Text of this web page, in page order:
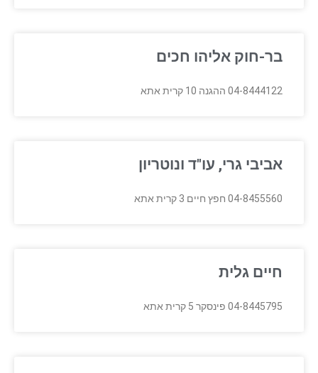
בר-חוק אליהו חכים
04-8444122 ההגנה 10 קרית אתא
אביבי גרי, עו"ד ונוטריון
04-8455560 חפץ חיים 3 קרית אתא
חיים גלית
04-8445795 פינסקר 5 קרית אתא